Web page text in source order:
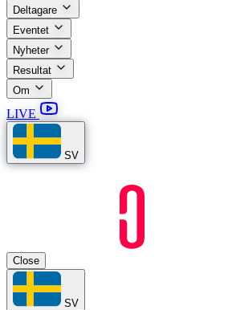
Deltagare
Eventet
Nyheter
Resultat
Om
LIVE
SV
Close
SV